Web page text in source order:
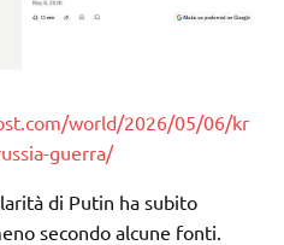
world/2026/05/06/kr
guerra/
di Putin ha subito
secondo alcune fonti.